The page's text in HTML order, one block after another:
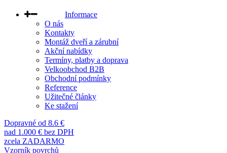
Informace
O nás
Kontakty
Montáž dveří a zárubní
Akční nabídky
Termíny, platby a doprava
Velkoobchod B2B
Obchodní podmínky
Reference
Užitečné články
Ke stažení
Dopravné od 8.6 €
nad 1.000 € bez DPH
zcela ZADARMO
Vzorník povrchů